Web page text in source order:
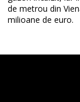
de metrou din
milioane de euro.